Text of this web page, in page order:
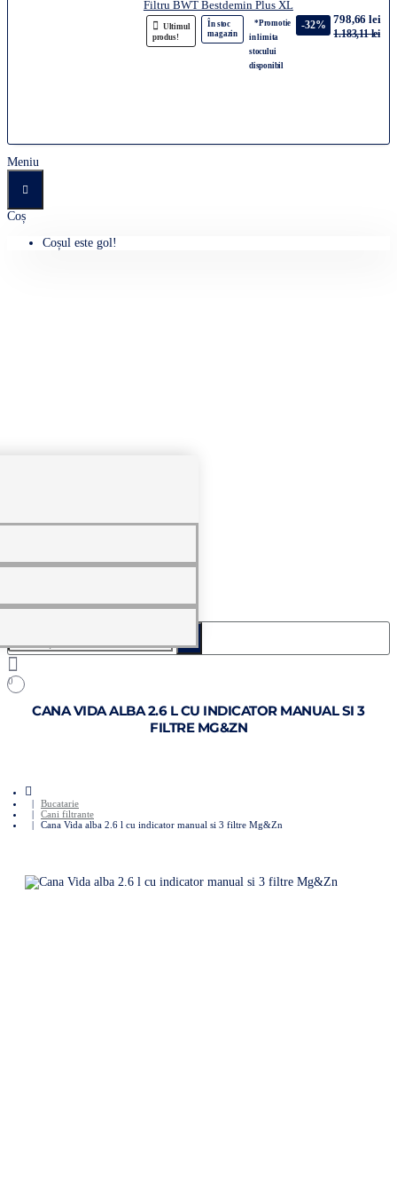
Filtru BWT Bestdemin Plus XL
Ultimul
produs!
În stoc
magazin
*Promotie
in limita
stocului
disponibil
-32% 798,66 lei
1.183,11 lei
Meniu
Coș
Coșul este gol!
produsul
dorit....
0
CANA VIDA ALBA 2.6 L CU INDICATOR MANUAL SI 3
FILTRE MG&ZN
Bucatarie
Cani filtrante
Cana Vida alba 2.6 l cu indicator manual si 3 filtre Mg&Zn